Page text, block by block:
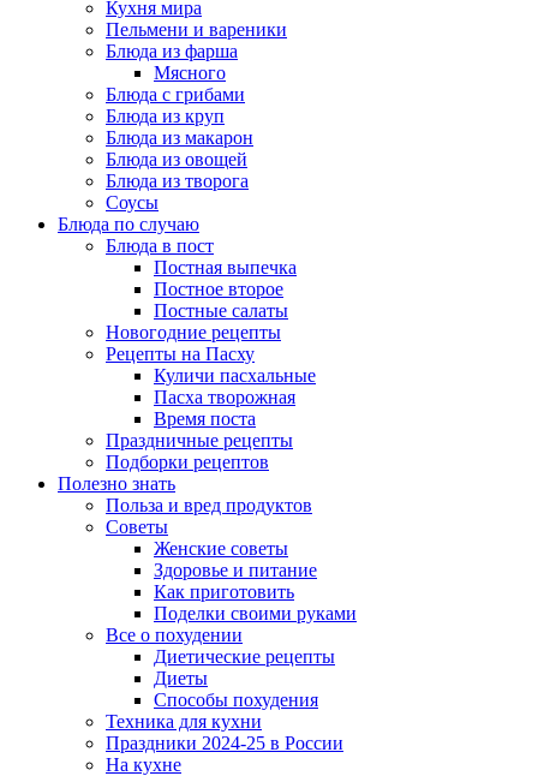
Кухня мира
Пельмени и вареники
Блюда из фарша
Мясного
Блюда с грибами
Блюда из круп
Блюда из макарон
Блюда из овощей
Блюда из творога
Соусы
Блюда по случаю
Блюда в пост
Постная выпечка
Постное второе
Постные салаты
Новогодние рецепты
Рецепты на Пасху
Куличи пасхальные
Пасха творожная
Время поста
Праздничные рецепты
Подборки рецептов
Полезно знать
Польза и вред продуктов
Советы
Женские советы
Здоровье и питание
Как приготовить
Поделки своими руками
Все о похудении
Диетические рецепты
Диеты
Способы похудения
Техника для кухни
Праздники 2024-25 в России
На кухне